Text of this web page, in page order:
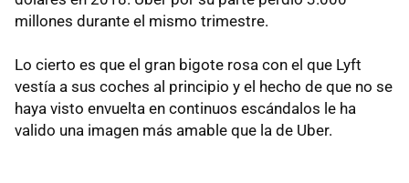
millones durante el mismo trimestre.
Lo cierto es que el gran bigote rosa con el que Lyft
vestía a sus coches al principio y el hecho de que no se
haya visto envuelta en continuos escándalos le ha
valido una imagen más amable que la de Uber.